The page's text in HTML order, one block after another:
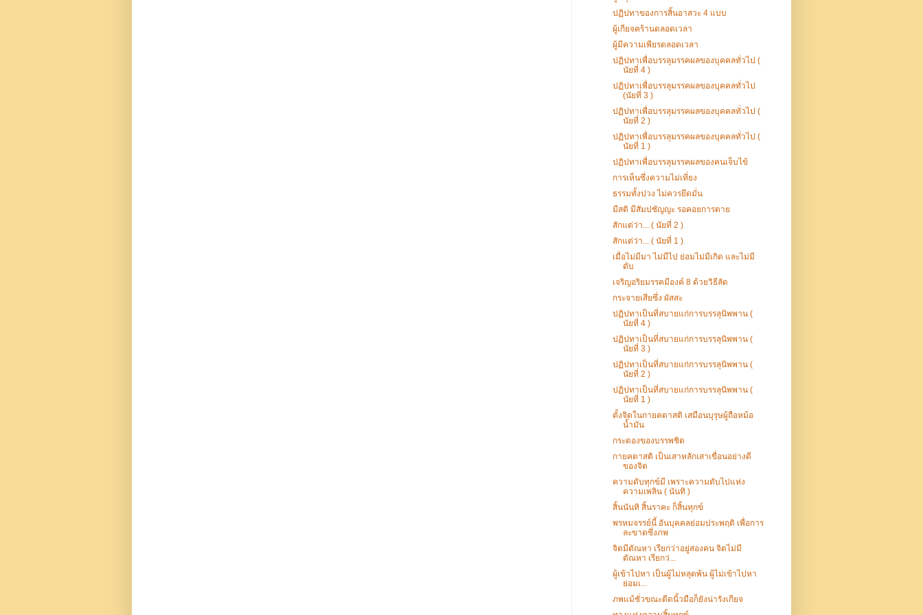
ปฏิปทาของการสิ้นอาสวะ 4 แบบ
ผู้เกียจคร้านตลอดเวลา
ผู้มีความเพียรตลอดเวลา
ปฏิปทาเพื่อบรรลุมรรคผลของบุคคลทั่วไป (
นัยที่ 4 )
ปฏิปทาเพื่อบรรลุมรรคผลของบุคคลทั่วไป
(นัยที่ 3 )
ปฏิปทาเพื่อบรรลุมรรคผลของบุคคลทั่วไป (
นัยที่ 2 )
ปฏิปทาเพื่อบรรลุมรรคผลของบุคคลทั่วไป (
นัยที่ 1 )
ปฏิปทาเพื่อบรรลุมรรคผลของคนเจ็บไข้
การเห็นซึ่งความไม่เที่ยง
ธรรมทั้งปวง ไม่ควรยึดมั่น
มีสติ มีสัมปชัญญะ รอคอยการตาย
สักแต่ว่า... ( นัยที่ 2 )
สักแต่ว่า... ( นัยที่ 1 )
เมื่อไม่มีมา ไม่มีไป ย่อมไม่มีเกิด และไม่มี
ดับ
เจริญอริยมรรคมีองค์ 8 ด้วยวิธีลัด
กระจายเสียซึ่ง ผัสสะ
ปฏิปทาเป็นที่สบายแก่การบรรลุนิพพาน (
นัยที่ 4 )
ปฏิปทาเป็นที่สบายแก่การบรรลุนิพพาน (
นัยที่ 3 )
ปฏิปทาเป็นที่สบายแก่การบรรลุนิพพาน (
นัยที่ 2 )
ปฏิปทาเป็นที่สบายแก่การบรรลุนิพพาน (
นัยที่ 1 )
ตั้งจิตในกายคตาสติ เสมือนบุรุษผู้ถือหม้อ
น้ำมัน
กระดองของบรรพชิต
กายคตาสติ เป็นเสาหลักเสาเขื่อนอย่างดี
ของจิต
ความดับทุกข์มี เพราะความดับไปแห่ง
ความเพลิน ( นันทิ )
สิ้นนันทิ สิ้นราคะ ก็สิ้นทุกข์
พรหมจรรย์นี้ อันบุคคลย่อมประพฤติ เพื่อการ
ละขาดซึ่งภพ
จิตมีตัณหา เรียกว่าอยู่สองคน จิตไม่มี
ตัณหา เรียกว่...
ผู้เข้าไปหา เป็นผู้ไม่หลุดพ้น ผู้ไม่เข้าไปหา
ย่อมเ...
ภพแม้ชั่วขณะดีดนิ้วมือก็ยังน่ารังเกียจ